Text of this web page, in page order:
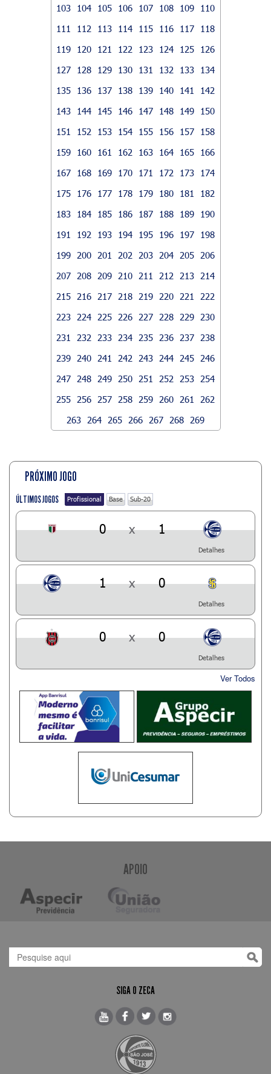
103
104 105 106 107 108 109
110
111
112 113 114 115 116 117
118
119
120 121 122 123 124 125
126
127
128 129 130 131 132 133
134
135
136 137 138 139 140 141
142
143
144 145 146 147 148 149
150
151
152 153 154 155 156 157
158
159
160 161 162 163 164 165
166
167
168 169 170 171 172 173
174
175
176 177 178 179 180 181
182
183
184 185 186 187 188 189
190
191
192 193 194 195 196 197
198
199
200 201 202 203 204 205
206
207
208 209 210 211 212 213
214
215
216 217 218 219 220 221
222
223
224 225 226 227 228 229
230
231
232 233 234 235 236 237
238
239
240 241 242 243 244 245
246
247
248 249 250 251 252 253
254
255
256 257 258 259 260 261
262
263
264 265 266 267 268 269
PRÓXIMO JOGO
ÚLTIMOS JOGOS Profissional Base Sub-20
0 x 1
Detalhes
1 x 0
Detalhes
0 x 0
Detalhes
Ver Todos
APOIO
SIGA O ZECA